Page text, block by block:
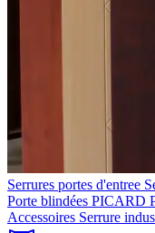
Serrures portes d'entree
Porte blindées PICARD
Accessoires Serrure